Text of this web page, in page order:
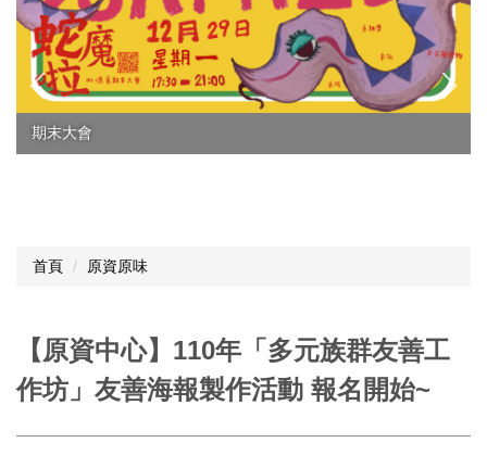
期末大會
首頁 原資原味
【原資中心】110年「多元族群友善工
作坊」友善海報製作活動 報名開始~